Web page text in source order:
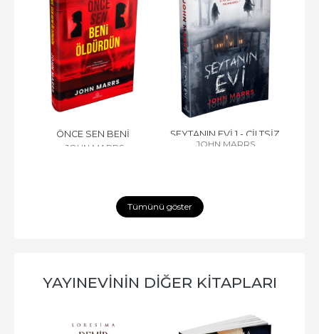
ÖNCE SEN BENİ
JOHN MARRS
ŞEYTANIN EVİ 1 - CİLTSİZ
JOHN MARRS
Tümünü göster
YAYINEVININ DIĞER KITAPLARI